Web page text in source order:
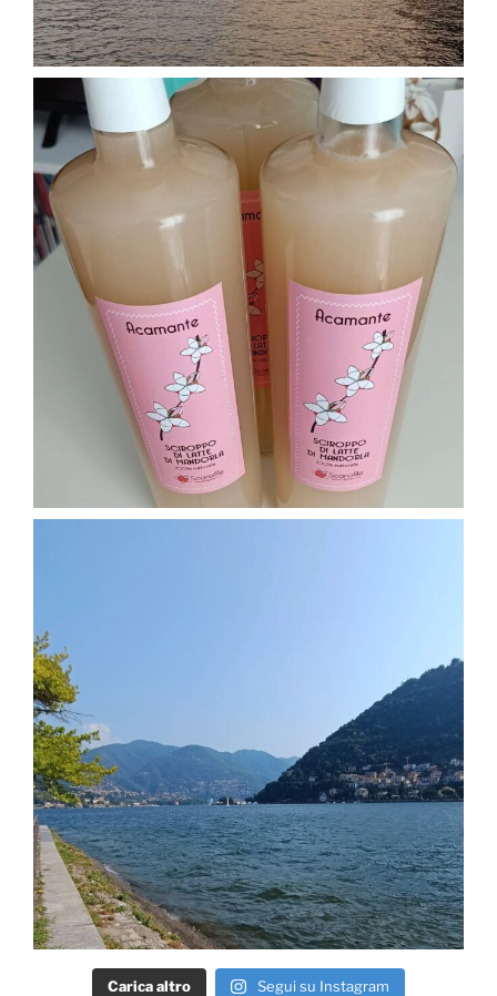
Carica altro Segui su Instagram